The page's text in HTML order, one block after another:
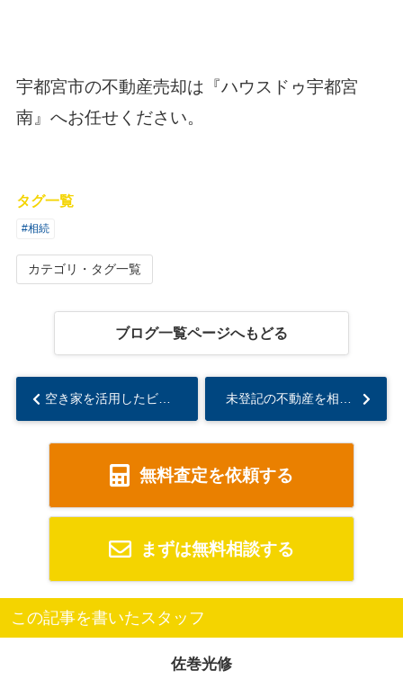
宇都宮市の不動産売却は『ハウスドゥ宇都宮
南』へお任せください。
タグ一覧
#相続
カテゴリ・タグ一覧
ブログ一覧ページへもどる
空き家を活用したビジネスとは？成功のコツや注意点を解説... 未登記の不動産を相続したら？そのままにするデメリットや相続方法をご紹介...
無料査定を依頼する
まずは無料相談する
この記事を書いたスタッフ
佐巻光修